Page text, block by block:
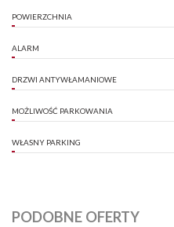
POWIERZCHNIA
ALARM
DRZWI ANTYWŁAMANIOWE
MOŻLIWOŚĆ PARKOWANIA
WŁASNY PARKING
PODOBNE OFERTY